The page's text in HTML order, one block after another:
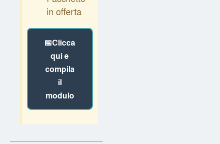
in offerta
📅Clicca
qui e
compila
il
modulo